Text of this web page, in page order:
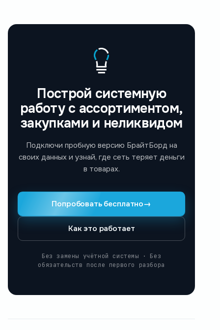
Построй системную
работу с ассортиментом,
закупками и неликвидом
Подключи пробную версию БрайтБорд на
своих данных и узнай, где сеть теряет деньги
в товарах.
Попробовать бесплатно→
Как это работает
Без замены учётной системы · Без
обязательств после первого разбора